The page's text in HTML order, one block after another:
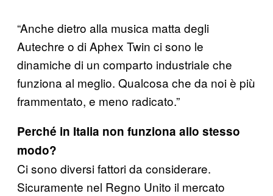
“Anche dietro alla musica matta degli
Autechre o di Aphex Twin ci sono le
dinamiche di un comparto industriale che
funziona al meglio. Qualcosa che da noi è più
frammentato, e meno radicato.”
Perché in Italia non funziona allo stesso
modo?
Ci sono diversi fattori da considerare.
Sicuramente nel Regno Unito il mercato